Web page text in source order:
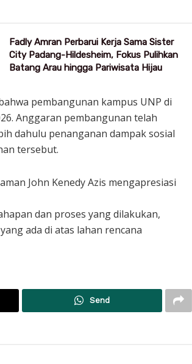
Fadly Amran Perbarui Kerja Sama Sister
City Padang-Hildesheim, Fokus Pulihkan
Batang Arau hingga Pariwisata Hijau
pembangunan kampus UNP di
Anggaran pembangunan telah
dahulu penanganan dampak sosial
tersebut.
John Kenedy Azis mengapresiasi
dan proses yang dilakukan,
ada di atas lahan rencana
Send